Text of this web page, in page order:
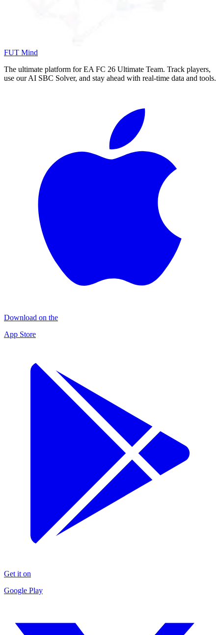
FUT Mind
The ultimate platform for EA FC 26 Ultimate Team. Track players,
use our AI SBC Solver, and stay ahead with real-time data and tools.
Download on the
App Store
Get it on
Google Play